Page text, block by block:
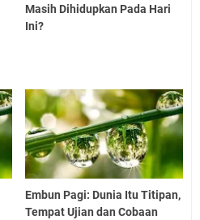
Masih Dihidupkan Pada Hari
Ini?
Embun Pagi: Dunia Itu Titipan,
Tempat Ujian dan Cobaan